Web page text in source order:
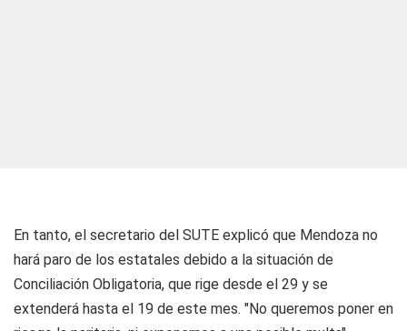
En tanto, el secretario del SUTE explicó que Mendoza no
hará paro de los estatales debido a la situación de
Conciliación Obligatoria, que rige desde el 29 y se
extenderá hasta el 19 de este mes. "No queremos poner en